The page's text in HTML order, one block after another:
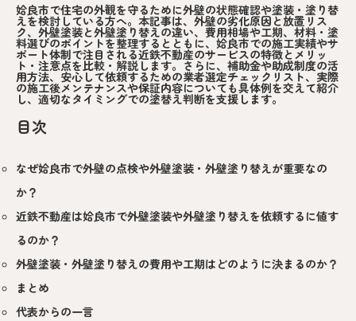
姶良市で住宅の外観を守るために外壁の状態確認や塗装・塗り替
えを検討している方へ。本記事は、外壁の劣化原因と放置リス
ク、外壁塗装と外壁塗り替えの違い、費用相場や工期、材料・塗
料選びのポイントを整理するとともに、姶良市での施工実績やサ
ポート体制で注目される近鉄不動産のサービスの特徴とメリッ
ト・注意点を比較・解説します。さらに、補助金や助成制度の活
用方法、安心して依頼するための業者選定チェックリスト、実際
の施工後メンテナンスや保証内容についても具体例を交えて紹介
し、適切なタイミングでの塗替え判断を支援します。
目次
なぜ姶良市で外壁の点検や外壁塗装・外壁塗り替えが重要なの
か？
近鉄不動産は姶良市で外壁塗装や外壁塗り替えを依頼するに値す
るのか？
外壁塗装・外壁塗り替えの費用や工期はどのように決まるのか？
まとめ
代表からの一言